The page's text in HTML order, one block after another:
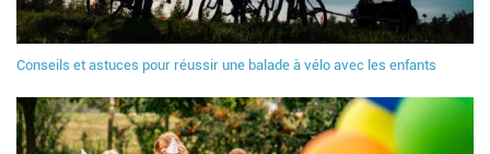
Conseils et astuces pour réussir une balade à vélo avec les enfants